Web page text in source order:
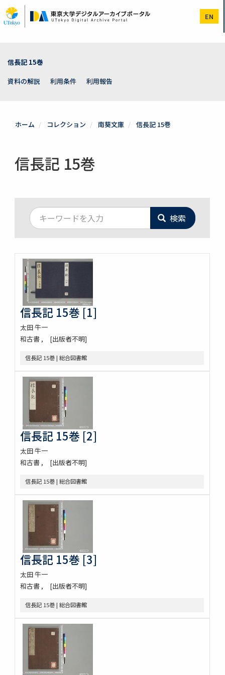
イ
ン
EN
信長記 15巻
資料の解説
利用条件 利用報告
ホーム コレクション 南葵文庫 信長記 15巻
信長記 15巻
検索
信長記 15巻 [1]
太田 牛一
和古書
[出版者不明]
信長記 15巻 | 総合図書館
信長記 15巻 [2]
太田 牛一
和古書
[出版者不明]
信長記 15巻 | 総合図書館
信長記 15巻 [3]
太田 牛一
和古書
[出版者不明]
信長記 15巻 | 総合図書館